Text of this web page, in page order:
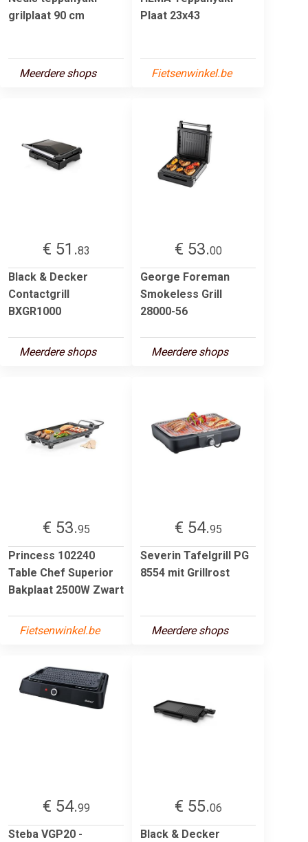
grilplaat 90 cm
Meerdere shops
Plaat 23x43
Fietsenwinkel.be
€ 51.83
Black & Decker
Contactgrill
BXGR1000
Meerdere shops
€ 53.00
George Foreman
Smokeless Grill
28000-56
Meerdere shops
€ 53.95
Princess 102240
Table Chef Superior
Bakplaat 2500W Zwart
Fietsenwinkel.be
€ 54.95
Severin Tafelgrill PG
8554 mit Grillrost
Meerdere shops
€ 54.99
Steba VGP20 -
€ 55.06
Black & Decker